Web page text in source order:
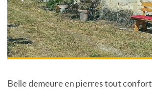
Belle demeure en pierres tout confort